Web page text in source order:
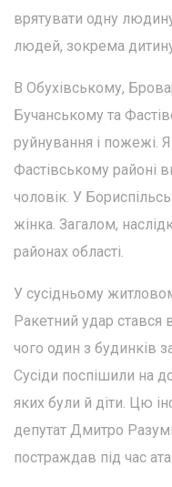
врятувати одну
людей, зокрема
В Обухівському,
Бучанському та
руйнування і пожежі.
Фастівському районі
чоловік. У
жінка. Загалом,
районах області.
У сусідньому
Ракетний удар стався
чого один з будинків
Сусіди поспішили на
яких були й діти. Цю
депутат Дмитро
постраждав під час